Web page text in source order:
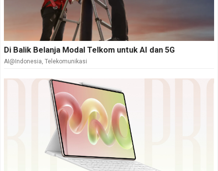
Di Balik Belanja Modal Telkom untuk AI dan 5G
AI@Indonesia, Telekomunikasi